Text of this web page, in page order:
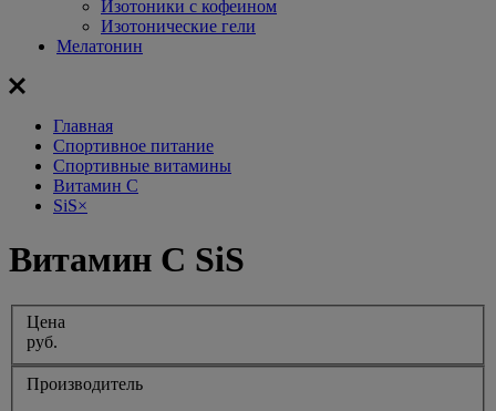
Изотоники с кофеином
Изотонические гели
Мелатонин
Главная
Спортивное питание
Спортивные витамины
Витамин С
SiS×
Витамин С SiS
Цена
руб.
Производитель